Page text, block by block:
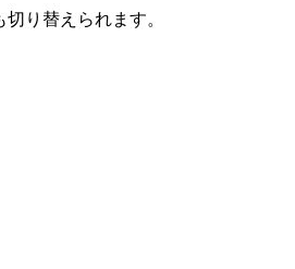
り替えられます。